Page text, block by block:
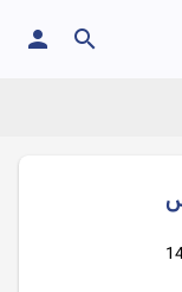
search
person